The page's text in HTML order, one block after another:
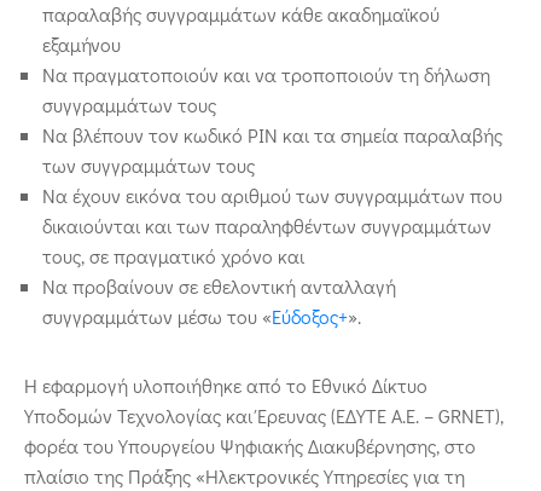
παραλαβής συγγραμμάτων κάθε ακαδημαϊκού
εξαμήνου
Να πραγματοποιούν και να τροποποιούν τη δήλωση
συγγραμμάτων τους
Να βλέπουν τον κωδικό PIN και τα σημεία παραλαβής
των συγγραμμάτων τους
Να έχουν εικόνα του αριθμού των συγγραμμάτων που
δικαιούνται και των παραληφθέντων συγγραμμάτων
τους, σε πραγματικό χρόνο και
Να προβαίνουν σε εθελοντική ανταλλαγή
συγγραμμάτων μέσω του «Εύδοξος+».
Η εφαρμογή υλοποιήθηκε από το Εθνικό Δίκτυο
Υποδομών Τεχνολογίας και Έρευνας (ΕΔΥΤΕ Α.Ε. – GRNET),
φορέα του Υπουργείου Ψηφιακής Διακυβέρνησης, στο
πλαίσιο της Πράξης «Ηλεκτρονικές Υπηρεσίες για τη